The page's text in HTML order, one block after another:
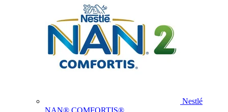
Nestlé
NAN® COMFORTIS®